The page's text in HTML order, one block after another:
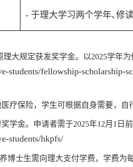
- 于理大学习两个学年､ 修
大规定获发奖学金。以2025学年为
students/fellowship-scholarship-
疗保险，学生可根据自身需要，自
学金。申请者需于2025年12月 1 日
students/hkpfs/
博士生需向理大支付学费，学费为